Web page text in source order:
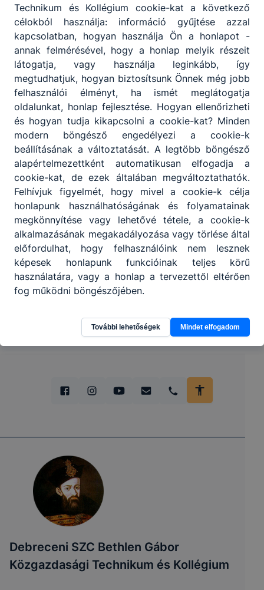
Programok:
2022. 10. 13. 10:00-11:40 Bemutató órák
2022. 10. 13. 17:00-17:45 Intézményvezetői
tájékoztató (tornaterem)
2022. 10. 14. 10:00-11:40 Bemutató órák
Minden érdeklődőt szeretettel várunk!
Partnereink
Debreceni SZC Bethlen Gábor
Közgazdasági Technikum és Kollégium
Technikum és Kollégium cookie-kat a következő
célokból használja: információ gyűjtése azzal
kapcsolatban, hogyan használja Ön a honlapot -
annak felmérésével, hogy a honlap melyik részeit
látogatja, vagy használja leginkább, így
megtudhatjuk, hogyan biztosítsunk Önnek még jobb
felhasználói élményt, ha ismét meglátogatja
oldalunkat, honlap fejlesztése. Hogyan ellenőrizheti
és hogyan tudja kikapcsolni a cookie-kat? Minden
modern böngésző engedélyezi a cookie-k
beállításának a változtatását. A legtöbb böngésző
alapértelmezettként automatikusan elfogadja a
cookie-kat, de ezek általában megváltoztathatók.
Felhívjuk figyelmét, hogy mivel a cookie-k célja
honlapunk használhatóságának és folyamatainak
megkönnyítése vagy lehetővé tétele, a cookie-k
alkalmazásának megakadályozása vagy törlése által
előfordulhat, hogy felhasználóink nem lesznek
képesek honlapunk funkcióinak teljes körű
használatára, vagy a honlap a tervezettől eltérően
fog működni böngészőjében.
További lehetőségek Mindet elfogadom